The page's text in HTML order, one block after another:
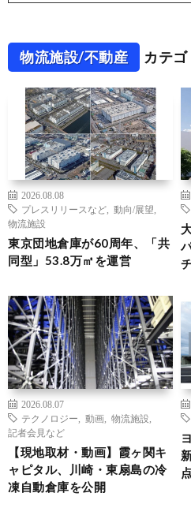
物流施設/不動産 カテ
2026.08.08
プレスリリースなど
動向/展望
物流施設
東京団地倉庫が60周年、「共
同型」53.8万㎡を運営
2026.08.07
テクノロジー
動画 物流施設
記者会見など
【現地取材・動画】霞ヶ関キ
ャピタル、川崎・東扇島の冷
凍自動倉庫を公開